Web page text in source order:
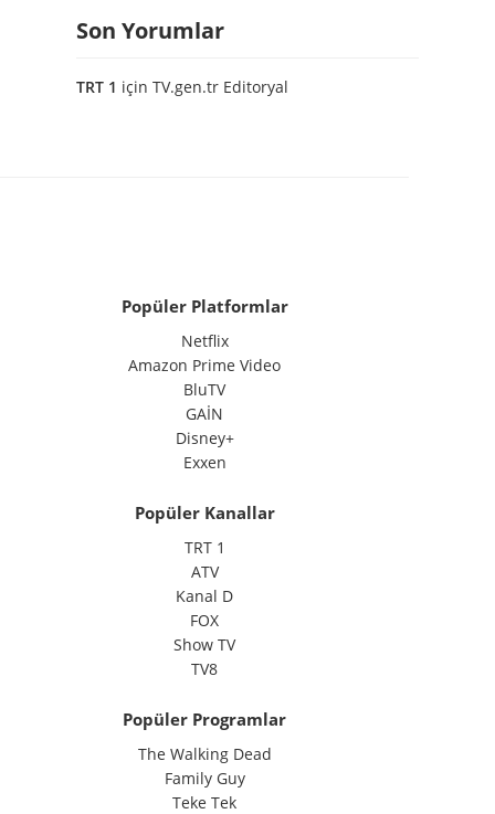
Son Yorumlar
TRT 1 için TV.gen.tr Editoryal
Popüler Platformlar
Netflix
Amazon Prime Video
BluTV
GAİN
Disney+
Exxen
Popüler Kanallar
TRT 1
ATV
Kanal D
FOX
Show TV
TV8
Popüler Programlar
The Walking Dead
Family Guy
Teke Tek